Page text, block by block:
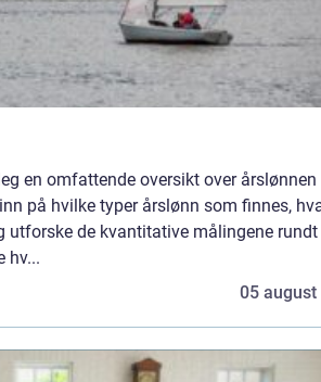
en omfattende oversikt over
på hvilke typer årslønn som finnes,
de kvantitative målingene rundt
hv...
05 august